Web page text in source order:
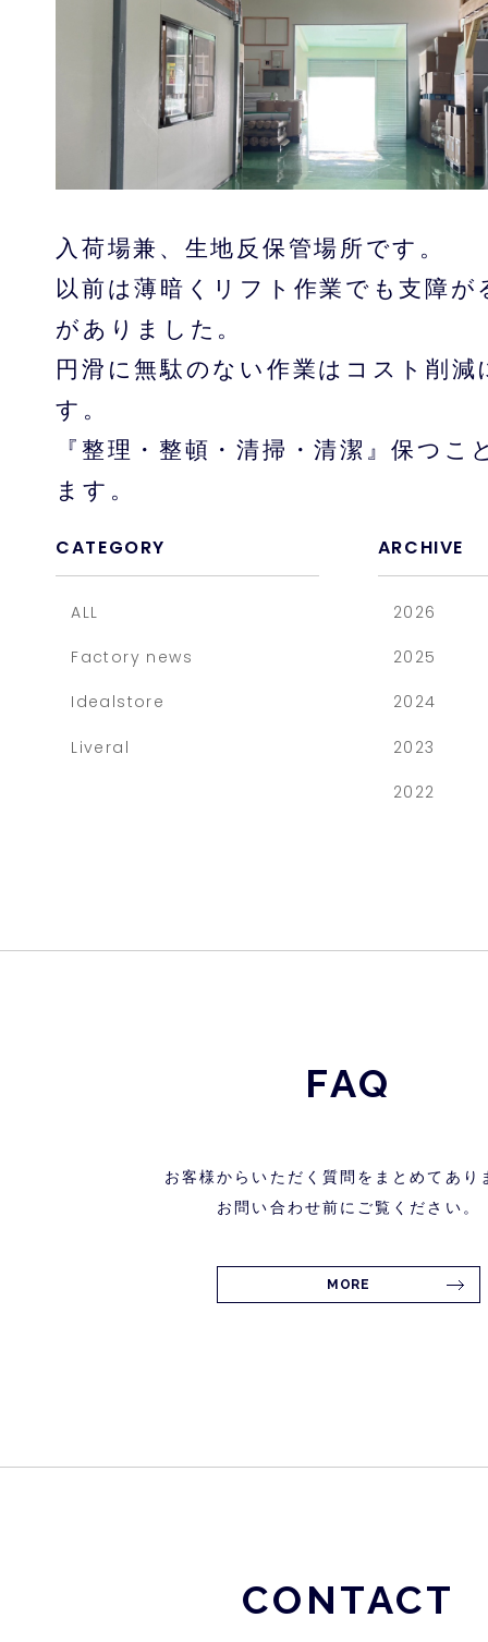
入荷場兼、生地反保管場所です。
以前は薄暗くリフト作業でも支障が
がありました。
円滑に無駄のない作業はコスト削減
す。
『整理・整頓・清掃・清潔』保つこ
ます。
CATEGORY
ALL
Factory news
Idealstore
Liveral
ARCHIVE
2026
2025
2024
2023
2022
FAQ
お客様からいただく質問をまとめてあり
お問い合わせ前にご覧ください。
MORE
CONTACT